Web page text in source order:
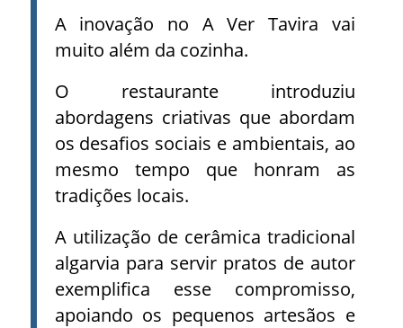
A inovação no A Ver Tavira vai
muito além da cozinha.
O restaurante introduziu
abordagens criativas que abordam
os desafios sociais e ambientais, ao
mesmo tempo que honram as
tradições locais.
A utilização de cerâmica tradicional
algarvia para servir pratos de autor
exemplifica esse compromisso,
apoiando os pequenos artesãos e